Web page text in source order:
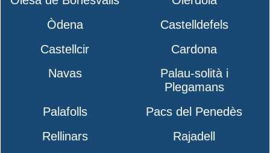
Òdena
Castelldefels
Castellcir
Cardona
Navas
Palau-solità i
Plegamans
Palafolls
Pacs del Penedès
Rellinars
Rajadell